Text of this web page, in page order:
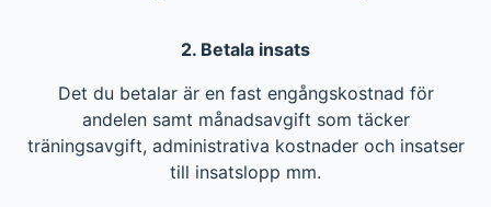
2. Betala insats
Det du betalar är en fast engångskostnad för
andelen samt månadsavgift som täcker
träningsavgift, administrativa kostnader och insatser
till insatslopp mm.